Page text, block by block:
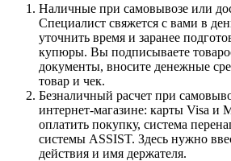
Наличные при самовывозе или
Специалист свяжется с вами в
уточнить время и заранее
купюры. Вы подписываете
документы, вносите денежные
товар и чек.
Безналичный расчет при
интернет-магазине: карты Visa и
оплатить покупку, система
системы ASSIST. Здесь нужно
действия и имя держателя.